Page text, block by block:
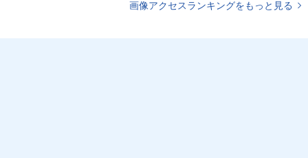
画像アクセスランキングをもっと見る